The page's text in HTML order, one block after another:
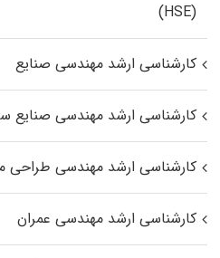
(HSE)
کارشناسی ارشد مهندسی صنایع
کارشناسی ارشد مهندسی صنایع
کارشناسی ارشد مهندسی
کارشناسی ارشد مهندسی عمران